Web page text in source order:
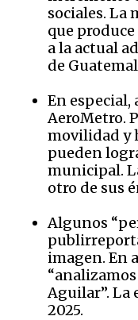
sociales. La
que
a la actual
de
En
AeroMetro.
movilidad y
pueden
municipal.
otro de sus
Algunos
imagen. En
Aguilar”. La
2025.